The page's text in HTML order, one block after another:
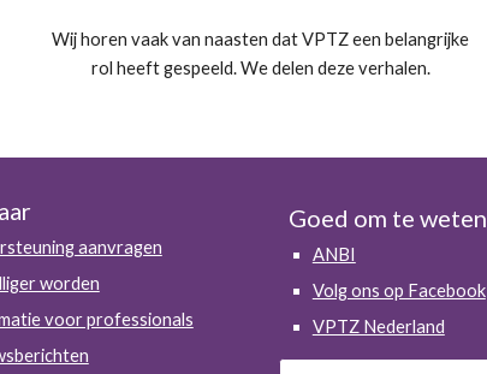
Wij horen vaak van naasten dat VPTZ een belangrijke
rol heeft gespeeld. We delen deze verhalen.
aanvragen
worden
voor professionals
Goed om te weten
ANBI
Volg ons op Facebook
VPTZ Nederland